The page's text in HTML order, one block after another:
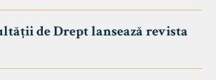
de Drept lansează revista